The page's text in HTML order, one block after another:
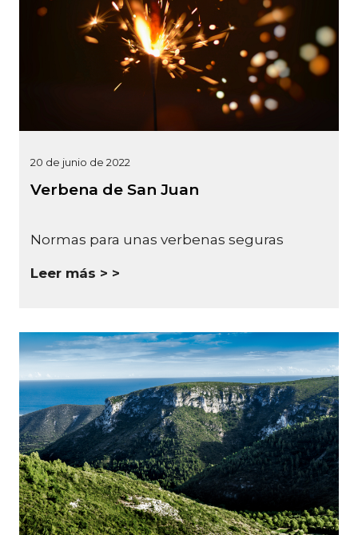
20 de junio de 2022
Verbena de San Juan
Normas para unas verbenas seguras
Leer más >